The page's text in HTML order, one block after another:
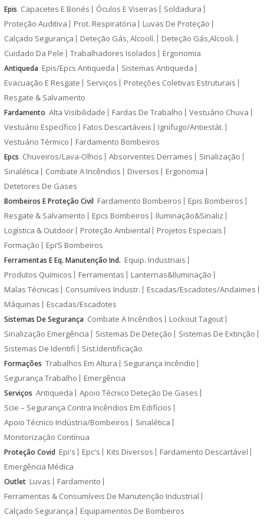
Epis Capacetes E Bonés Óculos E Viseiras
Soldadura
Proteção Auditiva
Prot. Respiratória
Luvas De Proteção
Calçado Segurança
Deteção Gás, Alcoolí.
Deteção Gás,Alcooli.
Cuidado Da Pele
Trabalhadores Isolados Ergonomia
Antiqueda Epis/Epcs Antiqueda
Sistemas Antiqueda
Evacuação E Resgate
Serviços
Proteções Coletivas Estruturais
Resgate & Salvamento
Fardamento Alta Visibilidade Fardas De Trabalho
Vestuário Chuva
Vestuário Específico
Fatos Descartáveis
Ignífugo/Antiestát.
Vestuário Térmico
Fardamento Bombeiros
Epcs Chuveiros/Lava-Olhos Absorventes Derrames
Sinalização
Sinalética
Combate A Incêndios Diversos
Ergonomia
Detetores De Gases
Bombeiros E Proteção Civil Fardamento Bombeiros
Epis Bombeiros
Resgate & Salvamento
Epcs Bombeiros
Iluminação&Sinaliz
Logística & Outdoor
Proteção Ambiental
Projetos Especiais
Formação
Epi’S Bombeiros
Ferramentas E Eq. Manutenção Ind. Equip. Industriais
Produtos Químicos
Ferramentas
Lanternas&Iluminação
Malas Técnicas
Consumíveis Industr.
Escadas/Escadotes/Andaimes
Máquinas
Escadas/Escadotes
Sistemas De Segurança Combate A Incêndios
Lockout Tagout
Sinalização Emergência
Sistemas De Deteção
Sistemas De Extinção
Sistemas De Identifi
Sist.Identificação
Formações Trabalhos Em Altura
Segurança Incêndio
Segurança Trabalho
Emergência
Serviços Antiqueda
Apoio Técnico Deteção De Gases
Scie – Segurança Contra Incêndios Em Edifícios
Apoio Técnico Indústria/Bombeiros
Sinalética
Monitorização Contínua
Proteção Covid Epi's Epc's Kits Diversos
Fardamento Descartável
Emergência Médica
Outlet Luvas
Fardamento
Ferramentas & Consumíveis De Manutenção Industrial
Calçado Segurança
Equipamentos De Bombeiros